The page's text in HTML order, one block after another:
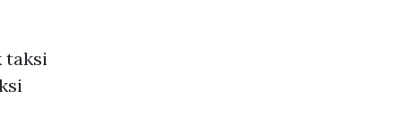
taksi